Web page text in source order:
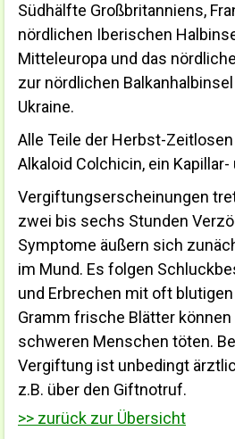
Südhälfte Großbritanniens,
nördlichen Iberischen
Mitteleuropa und das
zur nördlichen
Ukraine.
Alle Teile der Herbst-
Alkaloid Colchicin, ein
Vergiftungserscheinungen
zwei bis sechs Stunden
Symptome äußern sich
im Mund. Es folgen
und Erbrechen mit oft
Gramm frische Blätter
schweren Menschen töten.
Vergiftung ist unbedingt
z.B. über den Giftnotruf.
>> zurück zur Übersicht